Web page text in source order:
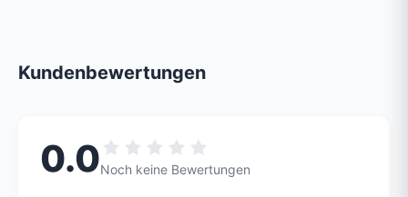
Kundenbewertungen
0.0Noch keine Bewertungen